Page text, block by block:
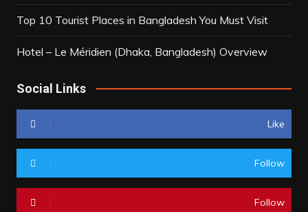
Top 10 Tourist Places in Bangladesh You Must Visit
Hotel – Le Méridien (Dhaka, Bangladesh) Overview
Social Links
Like
Follow
Follow